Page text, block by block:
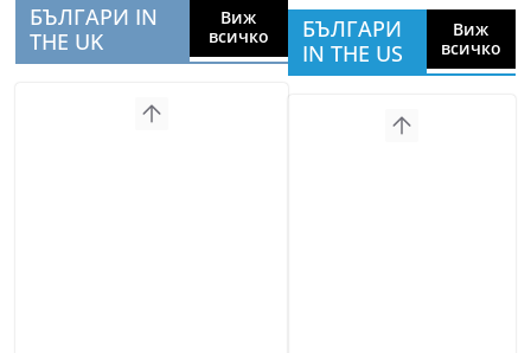
БЪЛГАРИ IN
THE UK
Виж
всичко
БЪЛГАРИ
IN THE US
Виж
всичко